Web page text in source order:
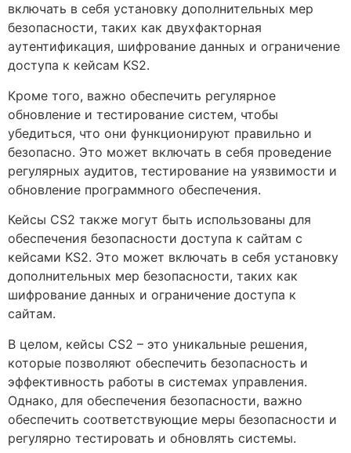
включать в себя установку дополнительных мер
безопасности, таких как двухфакторная
аутентификация, шифрование данных и ограничение
доступа к кейсам KS2.
Кроме того, важно обеспечить регулярное
обновление и тестирование систем, чтобы
убедиться, что они функционируют правильно и
безопасно. Это может включать в себя проведение
регулярных аудитов, тестирование на уязвимости и
обновление программного обеспечения.
Кейсы CS2 также могут быть использованы для
обеспечения безопасности доступа к сайтам с
кейсами KS2. Это может включать в себя установку
дополнительных мер безопасности, таких как
шифрование данных и ограничение доступа к
сайтам.
В целом, кейсы CS2 – это уникальные решения,
которые позволяют обеспечить безопасность и
эффективность работы в системах управления.
Однако, для обеспечения безопасности, важно
обеспечить соответствующие меры безопасности и
регулярно тестировать и обновлять системы.